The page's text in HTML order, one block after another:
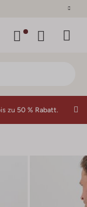
zu 50 % Rabatt.